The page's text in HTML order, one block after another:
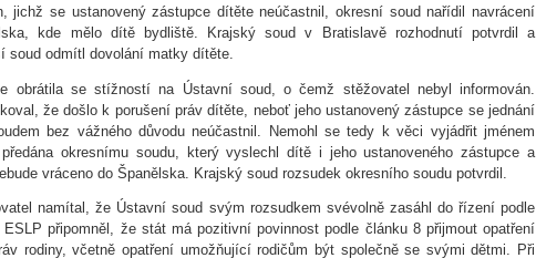
jichž se ustanovený zástupce dítěte neúčastnil, okresní soud nařídil navrácení
kde mělo dítě bydliště. Krajský soud v Bratislavě rozhodnutí potvrdil a
soud odmítl dovolání matky dítěte.
obrátila se stížností na Ústavní soud, o čemž stěžovatel nebyl informován.
že došlo k porušení práv dítěte, neboť jeho ustanovený zástupce se jednání
bez vážného důvodu neúčastnil. Nemohl se tedy k věci vyjádřit jménem
okresnímu soudu, který vyslechl dítě i jeho ustanoveného zástupce a
vráceno do Španělska. Krajský soud rozsudek okresního soudu potvrdil.
namítal, že Ústavní soud svým rozsudkem svévolně zasáhl do řízení podle
ESLP připomněl, že stát má pozitivní povinnost podle článku 8 přijmout opatření
rodiny, včetně opatření umožňující rodičům být společně se svými dětmi. Při